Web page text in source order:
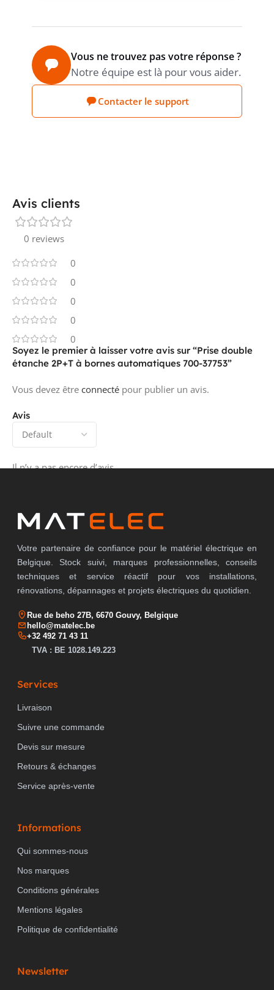
EXÉCUTION DE LA SURFACE
ANTI-BACTÉRIENNE
INSERT CENTRAL RETOURNÉ
ADAPTÉ À LA CLASSE DE PROTECTION
(IP)
RÉSISTANCE AU CHOC
LARGEUR D'APPAREIL
PROFONDEUR D'APPAREIL
COMPATIBLE AVEC APPLE HOMEKIT non
COMPATIBLE AVEC GOOGLE ASSISTANT
COMPATIBLE AVEC AMAZON ALEXA
PRODUCT CARBON
Vous ne trouvez pas votre réponse ?
Notre équipe est là pour vous aider.
Contacter le support
Avis clients
0 reviews
0
0
0
0
0
Avis
Il n’y a pas encore d’avis.
Soyez le premier à laisser votre avis sur “Prise double
étanche 2P+T à bornes automatiques 700-37753”
Vous devez être connecté pour publier un avis.
Votre partenaire de confiance pour le matériel électrique en
Belgique. Stock suivi, marques professionnelles, conseils
techniques et service réactif pour vos installations,
rénovations, dépannages et projets électriques du quotidien.
Rue de beho 27B, 6670 Gouvy, Belgique
hello@matelec.be
+32 492 71 43 11
TVA : BE 1028.149.223
Services
Livraison
Suivre une commande
Devis sur mesure
Retours & échanges
Service après-vente
Informations
Qui sommes-nous
Nos marques
Conditions générales
Mentions légales
Politique de confidentialité
Newsletter